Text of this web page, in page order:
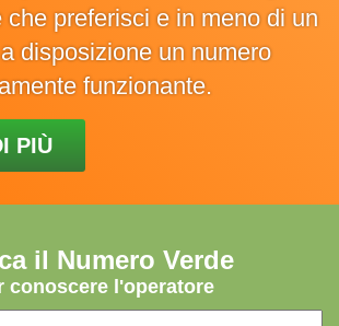
che preferisci e in meno di un
disposizione un numero
funzionante.
PIÙ
il Numero Verde
conoscere l'operatore